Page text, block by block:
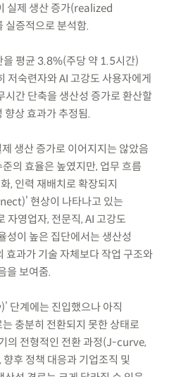
실제 생산 증가(realized
증적으로 분석함.
을 평균 3.8%(주당 약 1.5시간)
저숙련자와 AI 고강도 사용자에게
시간 단축을 생산성 증가로 환산할
상 효과가 추정됨.
생산 증가로 이어지지는 않았음
의 효율은 높였지만, 업무 흐름
, 인력 재배치로 확장되지
현상이 나타나고 있는
자영업자, 전문직, AI 고강도
성이 높은 집단에서는 생산성
효과가 기술 자체보다 작업 구조와
을 보여줌.
단계에는 진입했으나 아직
충분히 전환되지 못한 상태로
의 전형적인 전환 과정(J-curve,
후 정책 대응과 기업조직 및